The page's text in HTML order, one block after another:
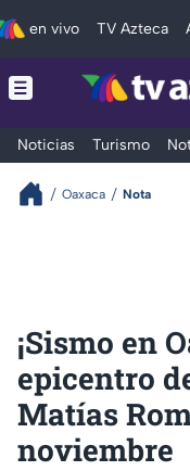
en vivo TV Azteca
Noticias Turismo
Oaxaca Nota
¡Sismo en
epicentro
Matías
noviembre